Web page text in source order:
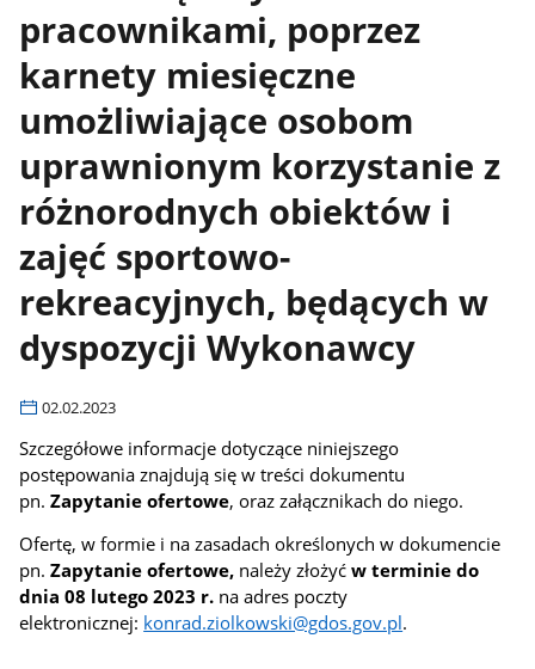
pracownikami, poprzez
karnety miesięczne
umożliwiające osobom
uprawnionym korzystanie z
różnorodnych obiektów i
zajęć sportowo-
rekreacyjnych, będących w
dyspozycji Wykonawcy
02.02.2023
Szczegółowe informacje dotyczące niniejszego
postępowania znajdują się w treści dokumentu
pn.Zapytanie ofertowe, oraz załącznikach do niego.
Ofertę, w formie i na zasadach określonych w dokumencie
pn.Zapytanie ofertowe, należy złożyćw terminie do
dnia 08 lutego 2023 r. na adres poczty
elektronicznej: konrad.ziolkowski@gdos.gov.pl.